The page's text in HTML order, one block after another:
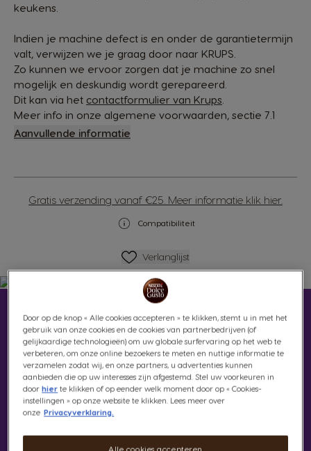
keukens.
Indien je machine defect is en onder de garantietermijn
valt, verwijzen we je graag door naar KRUPS.
Zo kunnen we ervoor zorgen dat je machine zo snel
mogelijk en deskundig wordt gerepareerd.
Dit kan via het contactformulier van Krups
Meer info in onze algemene voorwaarden, sectie 7.1
Aanvullende informatie
Compatibiliteit
Gratis verzending vanaf €25. Meer informatie klik hier.
Verlanglijstje
Verlanglijst
Het creën van jouw perfecte
koffie wordt kinderspel
Dankzij de intuïtieve ledring en de XL-
functie kan je de grootte van jouw drankje
eenvoudig aanpassen aan jouw
echt iedereen kan het.
Door op de knop « Alle cookies accepteren » te klikken, stemt u in met het
gebruik van onze cookies en de cookies van partnerbedrijven (of
gelijkaardige technologieën) om uw globale surfervaring op het web te
verbeteren, om onze online bezoekers te meten en nuttige informatie te
verzamelen zodat wij, en onze partners, u advertenties kunnen
aanbieden die op uw interesses zijn afgestemd. Stel uw voorkeuren in
doorhier te klikken of op eender welk moment door op « Cookies-
instellingen » op onze website te klikken. Lees meer over
onze Privacyverklaring.
Alle cookies accepteren